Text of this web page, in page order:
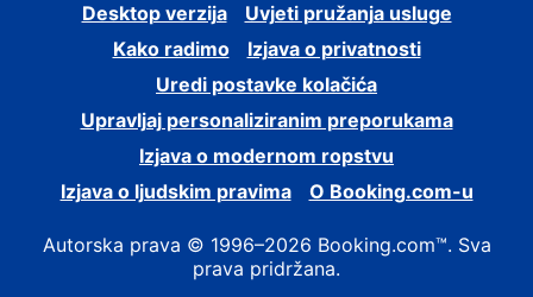
Desktop verzija
Uvjeti pružanja usluge
Kako radimo
Izjava o privatnosti
Uredi postavke kolačića
Upravljaj personaliziranim preporukama
Izjava o modernom ropstvu
Izjava o ljudskim pravima
O Booking.com-u
Autorska prava © 1996–2026 Booking.com™. Sva
prava pridržana.